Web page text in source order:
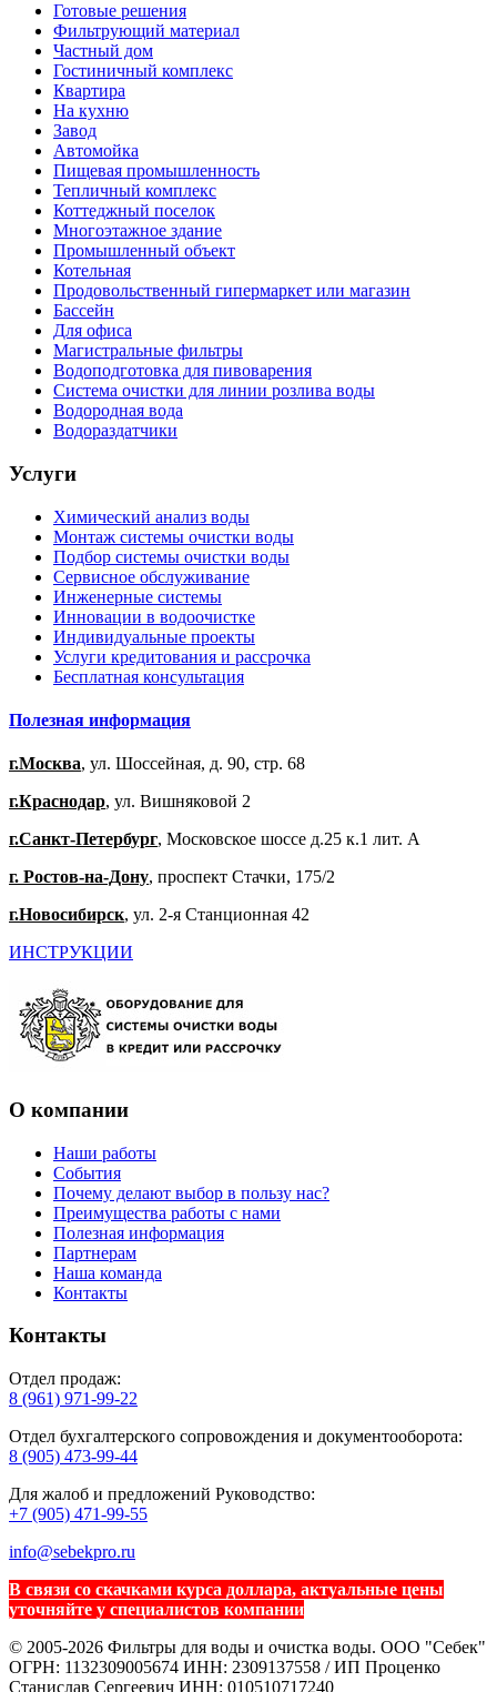
Готовые решения
Фильтрующий материал
Частный дом
Гостиничный комплекс
Квартира
На кухню
Завод
Автомойка
Пищевая промышленность
Тепличный комплекс
Коттеджный поселок
Многоэтажное здание
Промышленный объект
Котельная
Продовольственный гипермаркет или магазин
Бассейн
Для офиса
Магистральные фильтры
Водоподготовка для пивоварения
Система очистки для линии розлива воды
Водородная вода
Водораздатчики
Услуги
Химический анализ воды
Монтаж системы очистки воды
Подбор системы очистки воды
Сервисное обслуживание
Инженерные системы
Инновации в водоочистке
Индивидуальные проекты
Услуги кредитования и рассрочка
Бесплатная консультация
Полезная информация
г.Москва, ул. Шоссейная, д. 90, стр. 68
г.Краснодар, ул. Вишняковой 2
г.Санкт-Петербург, Московское шоссе д.25 к.1 лит. А
г. Ростов-на-Дону, проспект Стачки, 175/2
г.Новосибирск, ул. 2-я Станционная 42
ИНСТРУКЦИИ
О компании
Наши работы
События
Почему делают выбор в пользу нас?
Преимущества работы с нами
Полезная информация
Партнерам
Наша команда
Контакты
Контакты
Отдел продаж:
8 (961) 971-99-22
Отдел бухгалтерского сопровождения и документооборота:
8 (905) 473-99-44
Для жалоб и предложений Руководство:
+7 (905) 471-99-55
info@sebekpro.ru
В связи со скачками курса доллара, актуальные цены
уточняйте у специалистов компании
© 2005-2026 Фильтры для воды и очистка воды. ООО "Себек"
ОГРН: 1132309005674 ИНН: 2309137558 / ИП Проценко
Станислав Сергеевич ИНН: 010510717240